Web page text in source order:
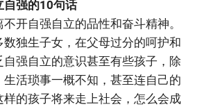
自强的10句话
开自强自立的品性和奋斗精神。
独生子女，在父母过分的呵护和
强自立的意识甚至有些孩子，除
活琐事一概不知，甚至连自己的
的孩子将来走上社会，怎么会成